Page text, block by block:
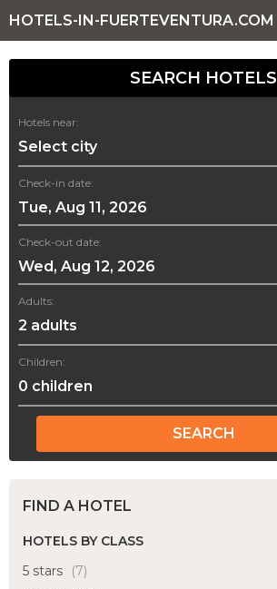
HOTELS-IN-FUERTEVENTURA.COM
SEARCH HOTELS
Hotels near:
Check-in date:
Tue, Aug 11, 2026
Check-out date:
Wed, Aug 12, 2026
Adults:
Children:
SEARCH
FIND A HOTEL
HOTELS BY CLASS
5 stars
(7)